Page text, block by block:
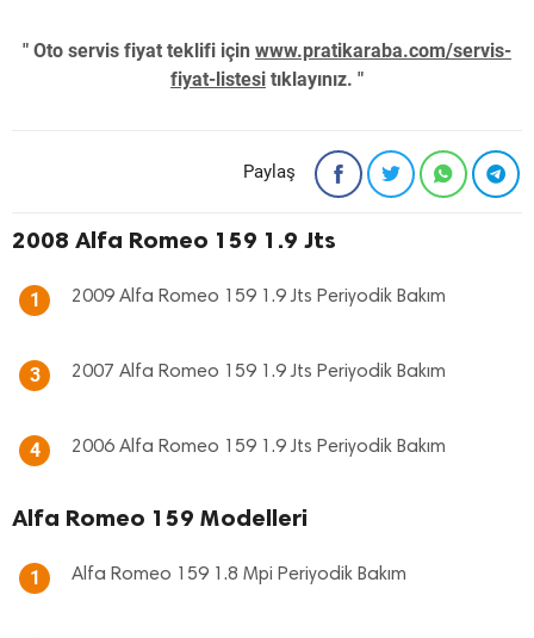
" Oto servis fiyat teklifi için www.pratikaraba.com/servis-
fiyat-listesi tıklayınız. "
Paylaş
2008 Alfa Romeo 159 1.9 Jts
1 2009 Alfa Romeo 159 1.9 Jts Periyodik Bakım
3 2007 Alfa Romeo 159 1.9 Jts Periyodik Bakım
4 2006 Alfa Romeo 159 1.9 Jts Periyodik Bakım
Alfa Romeo 159 Modelleri
1 Alfa Romeo 159 1.8 Mpi Periyodik Bakım